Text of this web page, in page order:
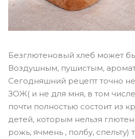
Безглютеновый хлеб может
Воздушным, пушистым,
Сегодняшний рецепт точно
ЗОЖ( и не для мня, в том
почти полностью состоит из
детей, которым нельзя
рожь, ячмень , полбу, спельту)